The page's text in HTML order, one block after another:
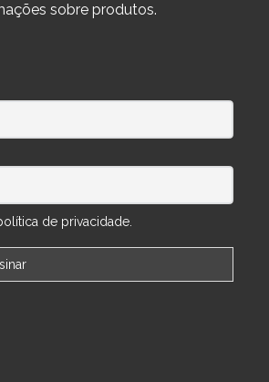
sobre produtos.
de privacidade.